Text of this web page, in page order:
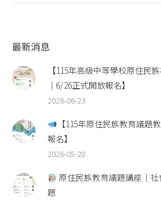
最新消息
【115年高級中等學校原住民
｜6/26正式開放報名】
2026-06-23
【115年原住民族教育議題
報名】
2026-05-28
原住民族教育議題講座｜
題